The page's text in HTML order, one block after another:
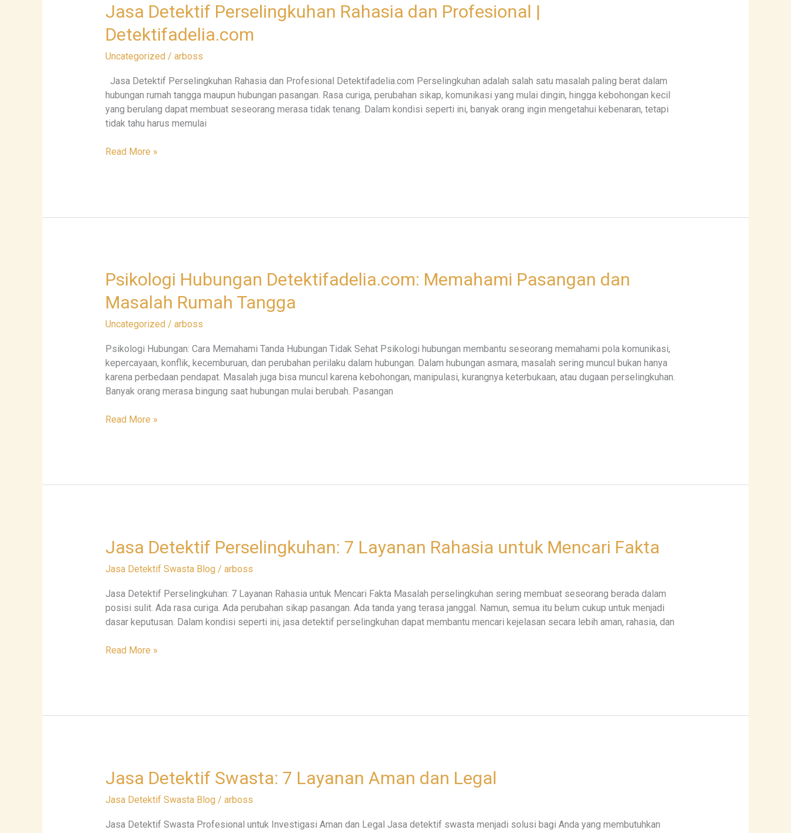
Jasa Detektif Perselingkuhan Rahasia dan Profesional |
Detektifadelia.com
Uncategorized / arboss
Jasa Detektif Perselingkuhan Rahasia dan Profesional Detektifadelia.com Perselingkuhan adalah salah satu masalah paling berat dalam
hubungan rumah tangga maupun hubungan pasangan. Rasa curiga, perubahan sikap, komunikasi yang mulai dingin, hingga kebohongan kecil
yang berulang dapat membuat seseorang merasa tidak tenang. Dalam kondisi seperti ini, banyak orang ingin mengetahui kebenaran, tetapi
tidak tahu harus memulai
Jasa
Detektif
Perselingkuhan
dan
Profesional
|
Detektifadelia.com
Read More »
Psikologi Hubungan Detektifadelia.com: Memahami Pasangan dan
Masalah Rumah Tangga
Uncategorized / arboss
Psikologi Hubungan: Cara Memahami Tanda Hubungan Tidak Sehat Psikologi hubungan membantu seseorang memahami pola komunikasi,
kepercayaan, konflik, kecemburuan, dan perubahan perilaku dalam hubungan. Dalam hubungan asmara, masalah sering muncul bukan hanya
karena perbedaan pendapat. Masalah juga bisa muncul karena kebohongan, manipulasi, kurangnya keterbukaan, atau dugaan perselingkuhan.
Banyak orang merasa bingung saat hubungan mulai berubah. Pasangan
Psikologi
Hubungan
Detektifadelia.com:
Pasangan
dan
Masalah
Rumah
Tangga
Read More »
Jasa Detektif Perselingkuhan: 7 Layanan Rahasia untuk Mencari Fakta
Jasa Detektif Swasta Blog / arboss
Jasa Detektif Perselingkuhan: 7 Layanan Rahasia untuk Mencari Fakta Masalah perselingkuhan sering membuat seseorang berada dalam
posisi sulit. Ada rasa curiga. Ada perubahan sikap pasangan. Ada tanda yang terasa janggal. Namun, semua itu belum cukup untuk menjadi
dasar keputusan. Dalam kondisi seperti ini, jasa detektif perselingkuhan dapat membantu mencari kejelasan secara lebih aman, rahasia, dan
Jasa
Detektif
Perselingkuhan:
Layanan
Rahasia
untuk
Fakta
Read More »
Jasa Detektif Swasta: 7 Layanan Aman dan Legal
Jasa Detektif Swasta Blog / arboss
Jasa Detektif Swasta Profesional untuk Investigasi Aman dan Legal Jasa detektif swasta menjadi solusi bagi Anda yang membutuhkan
Jasa
Detektif
Swasta:
Layanan